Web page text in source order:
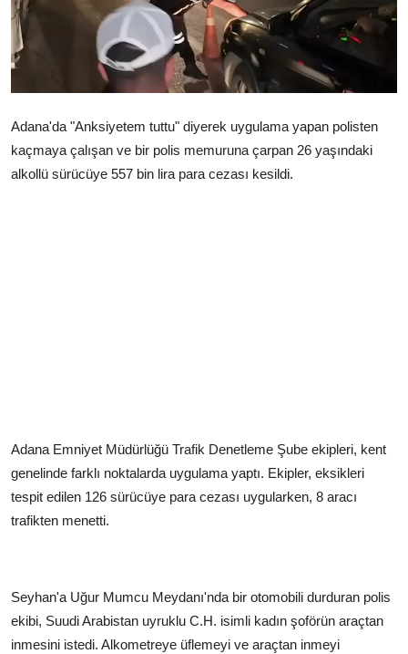
Çerkezköy
Adana'da "Anksiyetem tuttu" diyerek uygulama yapan polisten
kaçmaya çalışan ve bir polis memuruna çarpan 26 yaşındaki
alkollü sürücüye 557 bin lira para cezası kesildi.
Adana Emniyet Müdürlüğü Trafik Denetleme Şube ekipleri, kent
genelinde farklı noktalarda uygulama yaptı. Ekipler, eksikleri
tespit edilen 126 sürücüye para cezası uygularken, 8 aracı
trafikten menetti.
Seyhan'a Uğur Mumcu Meydanı'nda bir otomobili durduran polis
ekibi, Suudi Arabistan uyruklu C.H. isimli kadın şoförün araçtan
inmesini istedi. Alkometreye üflemeyi ve araçtan inmeyi